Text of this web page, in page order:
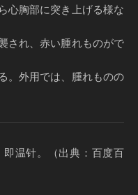
心胸部に突き上げる様な
され、赤い腫れものがで
。外用では、腫れものの
温针。（出典：百度百